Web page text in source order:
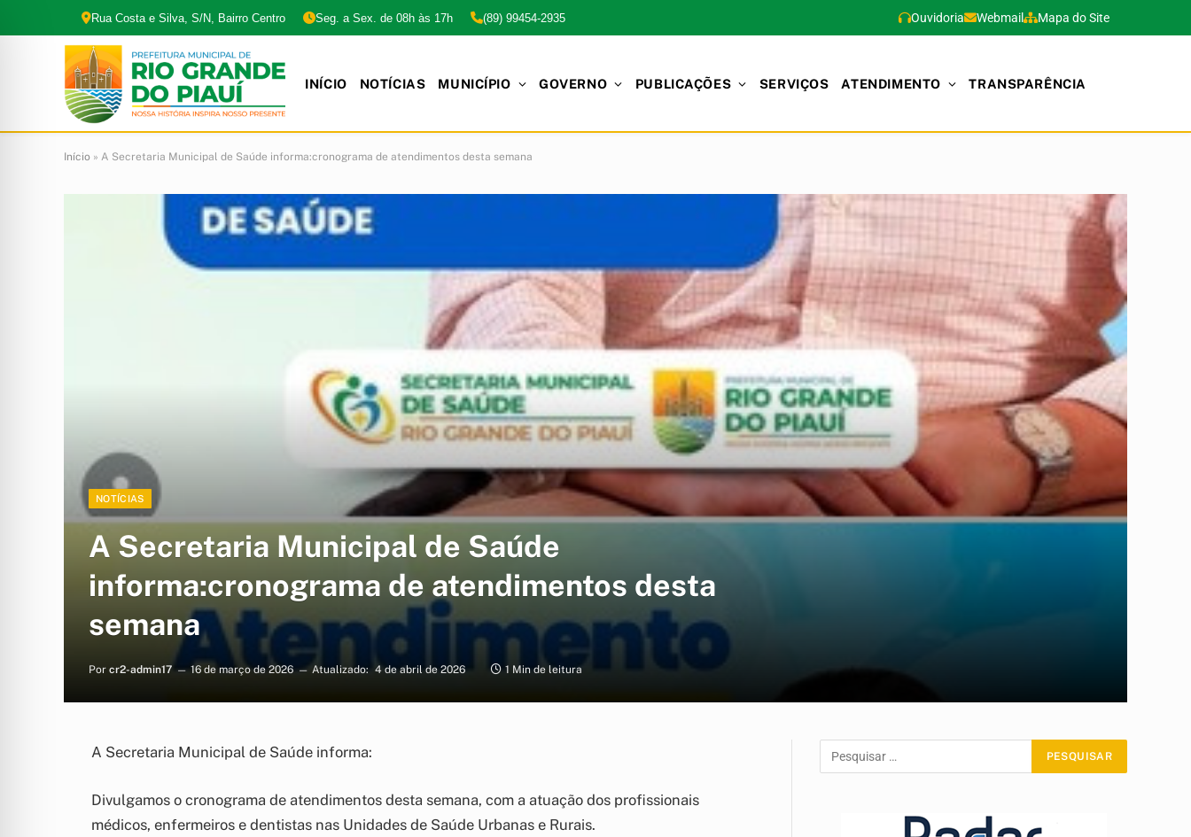
Rua Costa e Silva, S/N, Bairro Centro Seg. a Sex. de 08h às 17h (89) 99454-2935 Ouvidoria Webmail Mapa do Site
INÍCIO NOTÍCIAS MUNICÍPIO GOVERNO PUBLICAÇÕES SERVIÇOS ATENDIMENTO TRANSPARÊNCIA
Início » A Secretaria Municipal de Saúde informa:cronograma de atendimentos desta semana
NOTÍCIAS
A Secretaria Municipal de Saúde
informa:cronograma de atendimentos desta
semana
Por cr2-admin17 16 de março de 2026 Atualizado: 4 de abril de 2026 1 Min de leitura
A Secretaria Municipal de Saúde informa:
Divulgamos o cronograma de atendimentos desta semana, com a atuação dos profissionais
médicos, enfermeiros e dentistas nas Unidades de Saúde Urbanas e Rurais.